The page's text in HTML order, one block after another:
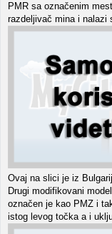
PMR sa označenim
razdeljivač mina i nalazi
Ovaj na slici je iz
Drugi modifikovani
označen je kao PMZ i
istog levog točka a i